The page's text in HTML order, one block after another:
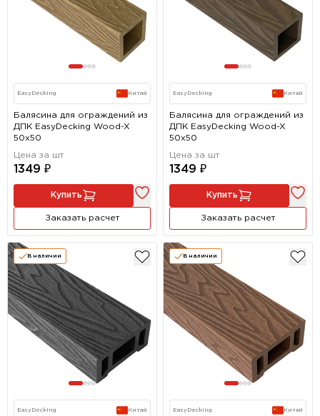
EasyDecking Китай
Балясина для ограждений из
ДПК EasyDecking Wood-X
50х50
Цена за шт
1349 ₽
Купить
Заказать расчет
EasyDecking Китай
Балясина для ограждений из
ДПК EasyDecking Wood-X
50х50
Цена за шт
1349 ₽
Купить
Заказать расчет
В наличии
EasyDecking Китай
В наличии
EasyDecking Китай